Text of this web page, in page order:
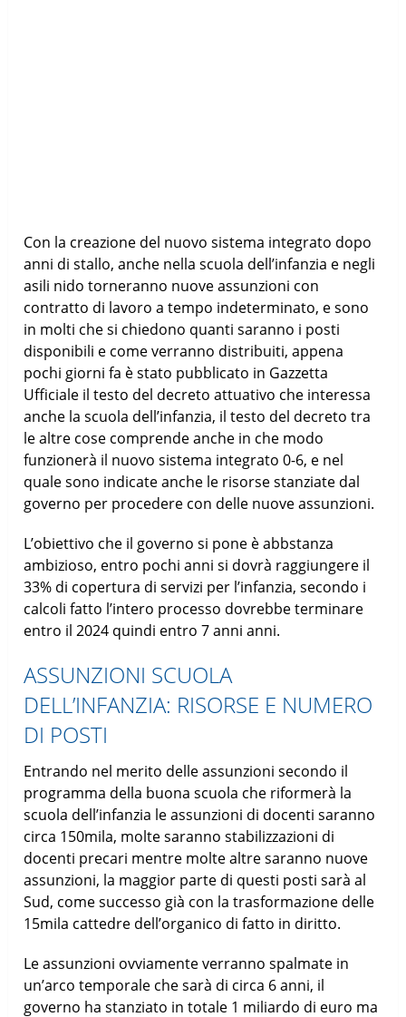
Con la creazione del nuovo sistema integrato dopo
anni di stallo, anche nella scuola dell’infanzia e negli
asili nido torneranno nuove assunzioni con
contratto di lavoro a tempo indeterminato, e sono
in molti che si chiedono quanti saranno i posti
disponibili e come verranno distribuiti, appena
pochi giorni fa è stato pubblicato in Gazzetta
Ufficiale il testo del decreto attuativo che interessa
anche la scuola dell’infanzia, il testo del decreto tra
le altre cose comprende anche in che modo
funzionerà il nuovo sistema integrato 0-6, e nel
quale sono indicate anche le risorse stanziate dal
governo per procedere con delle nuove assunzioni.
L’obiettivo che il governo si pone è abbstanza
ambizioso, entro pochi anni si dovrà raggiungere il
33% di copertura di servizi per l’infanzia, secondo i
calcoli fatto l’intero processo dovrebbe terminare
entro il 2024 quindi entro 7 anni anni.
ASSUNZIONI SCUOLA
DELL’INFANZIA: RISORSE E NUMERO
DI POSTI
Entrando nel merito delle assunzioni secondo il
programma della buona scuola che riformerà la
scuola dell’infanzia le assunzioni di docenti saranno
circa 150mila, molte saranno stabilizzazioni di
docenti precari mentre molte altre saranno nuove
assunzioni, la maggior parte di questi posti sarà al
Sud, come successo già con la trasformazione delle
15mila cattedre dell’organico di fatto in diritto.
Le assunzioni ovviamente verranno spalmate in
un’arco temporale che sarà di circa 6 anni, il
governo ha stanziato in totale 1 miliardo di euro ma